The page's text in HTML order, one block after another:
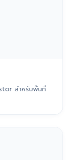
สำหรับพื้นที่